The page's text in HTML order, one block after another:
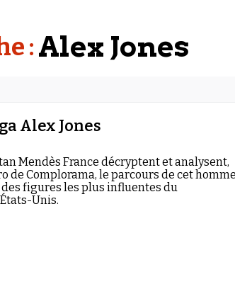
:Alex Jones
Alex Jones
Mendès France décryptent et analysent,
de Complorama, le parcours de cet homme
figures les plus influentes du
Unis.